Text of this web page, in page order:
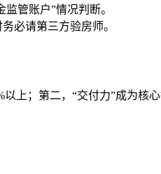
管账户”情况判断。
必请第三方验房师。
上；第二，“交付力”成为核